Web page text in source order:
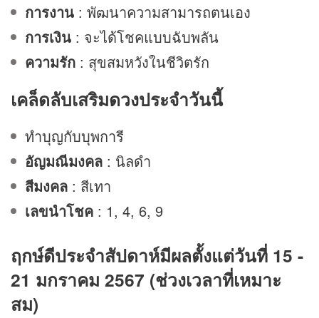
การงาน : พัฒนาความสามารถตนเอง
การเงิน : จะได้โชคแบบฉับพลัน
ความรัก : สุขสมหวังในชีวิตรัก
เคล็ดลับเสริมดวงประจำวันนี้
ทำบุญกับบุพการี
อัญมณีมงคล : นิลดำ
สีมงคล : สีเทา
เลขนำโชค : 1, 4, 6, 9
ฤกษ์ดีประจำสัปดาห์มีผลตั้งแต่วันที่ 15 -
21 มกราคม 2567 (ช่วงเวลาที่เหมาะ
สม)